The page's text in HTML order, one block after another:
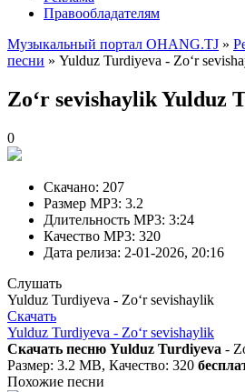
Правообладателям
Музыкальный портал OHANG.TJ »
песни » Yulduz Turdiyeva - Zoʻr
Zoʻr sevishaylikYulduz
0
Скачано: 207
Размер MP3: 3.2
Длительность MP3: 3:24
Качество MP3: 320
Дата релиза: 2-01-2026, 20:16
Слушать
Yulduz Turdiyeva - Zoʻr sevishaylik
Скачать
Yulduz Turdiyeva - Zoʻr sevishaylik
Скачать песню Yulduz Turdiyeva -
Размер: 3.2 MB, Качество: 320
Похожие песни